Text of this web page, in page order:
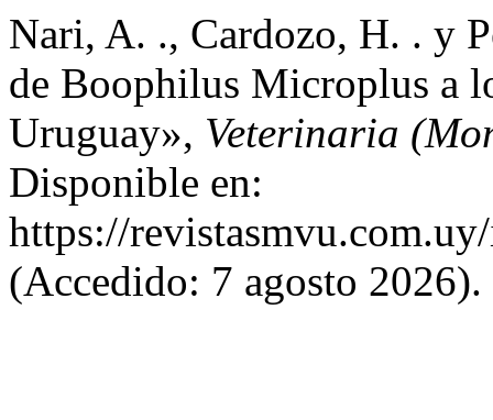
Nari, A. ., Cardozo, H. . y
de Boophilus Microplus a
Uruguay», Veterinaria
Disponible en:
https://
(Accedido: 7 agosto 2026).